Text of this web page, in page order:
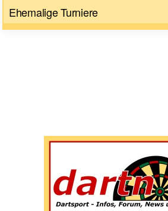
Ehemalige Turniere